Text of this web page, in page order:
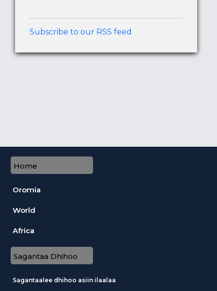
Subscribe to our RSS feed
Home
Oromia
World
Africa
Sagantaa Dhihoo
Sagantaalee dhihoo asiin ilaalaa